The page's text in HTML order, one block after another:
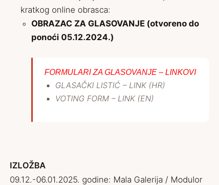
kratkog online obrasca:
OBRAZAC ZA GLASOVANJE (otvoreno do
ponoći 05.12.2024.)
FORMULARI ZA GLASOVANJE – LINKOVI
GLASAČKI LISTIĆ – LINK (HR)
VOTING FORM – LINK (EN)
IZLOŽBA
09.12.-06.01.2025. godine: Mala Galerija / Modulor